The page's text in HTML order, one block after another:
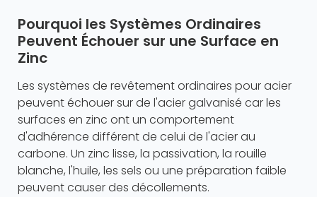
Pourquoi les Systèmes Ordinaires
Peuvent Échouer sur une Surface en
Zinc
Les systèmes de revêtement ordinaires pour acier
peuvent échouer sur de l'acier galvanisé car les
surfaces en zinc ont un comportement
d'adhérence différent de celui de l'acier au
carbone. Un zinc lisse, la passivation, la rouille
blanche, l'huile, les sels ou une préparation faible
peuvent causer des décollements.